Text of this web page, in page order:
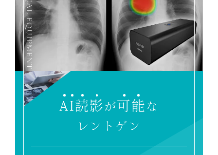
A I読影 が 可 能 な
レントゲン